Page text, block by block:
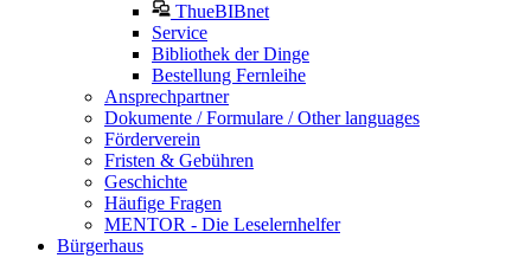
ThueBIBnet
Service
Bibliothek der Dinge
Bestellung Fernleihe
Ansprechpartner
Dokumente / Formulare / Other languages
Förderverein
Fristen & Gebühren
Geschichte
Häufige Fragen
MENTOR - Die Leselernhelfer
Bürgerhaus